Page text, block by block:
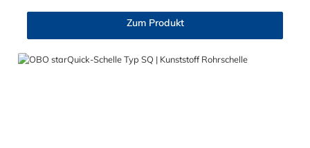
Zum Produkt